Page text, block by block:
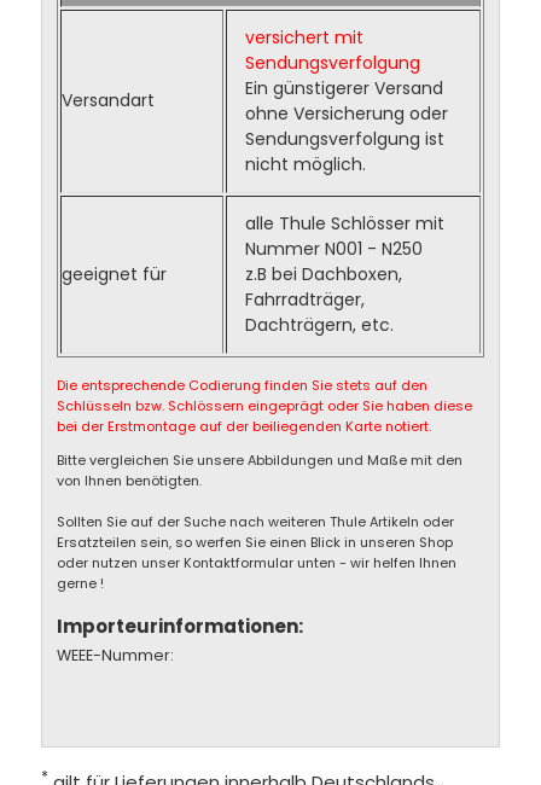
Versandart
versichert mit
Sendungsverfolgung
Ein günstigerer Versand
ohne Versicherung oder
Sendungsverfolgung ist
nicht möglich.
geeignet für
alle Thule Schlösser mit
Nummer N001 - N250
z.B bei Dachboxen,
Fahrradträger,
Dachträgern, etc.
Die entsprechende Codierung finden Sie stets auf den
Schlüsseln bzw. Schlössern eingeprägt oder Sie haben diese
bei der Erstmontage auf der beiliegenden Karte notiert.
Bitte vergleichen Sie unsere Abbildungen und Maße mit den
von Ihnen benötigten.
Sollten Sie auf der Suche nach weiteren Thule Artikeln oder
Ersatzteilen sein, so werfen Sie einen Blick in unseren Shop
oder nutzen unser Kontaktformular unten - wir helfen Ihnen
gerne !
Importeurinformationen:
WEEE-Nummer:
*